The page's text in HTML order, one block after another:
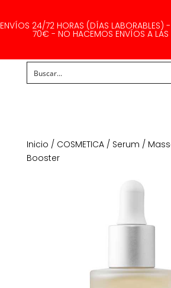
ENVÍOS 24/72 HORAS (DÍAS LABORABLES) -
70€ - NO HACEMOS ENVÍOS A LAS
Inicio / COSMETICA/ Serum /
Booster